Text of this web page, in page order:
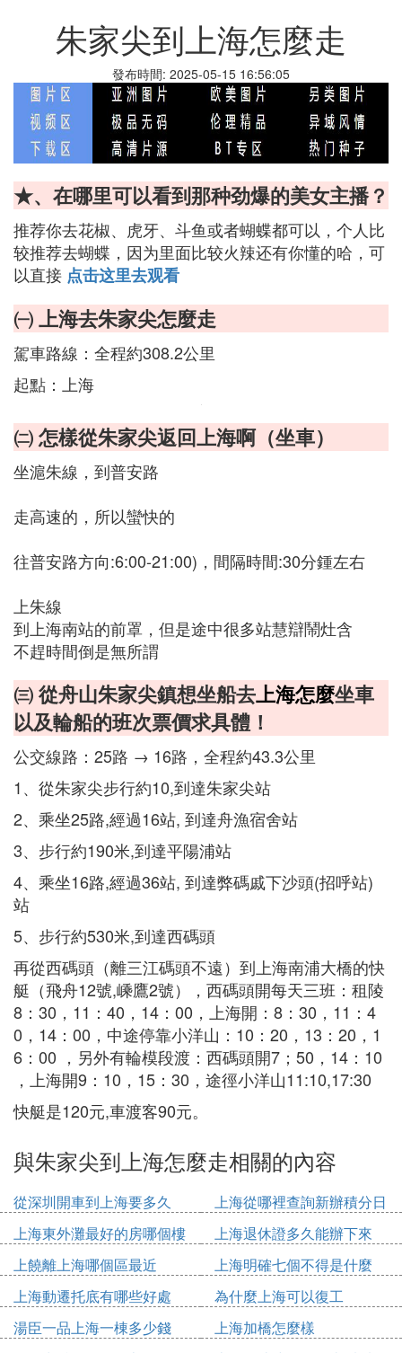
朱家尖到上海怎麼走
發布時間: 2025-05-15 16:56:05
★、在哪里可以看到那种劲爆的美女主播？
推荐你去花椒、虎牙、斗鱼或者蝴蝶都可以，个人比
较推荐去蝴蝶，因为里面比较火辣还有你懂的哈，可
以直接 点击这里去观看
㈠ 上海去朱家尖怎麼走
駕車路線：全程約308.2公里
起點：上海
㈡ 怎樣從朱家尖返回上海啊（坐車）
坐滬朱線，到普安路
走高速的，所以蠻快的
往普安路方向:6:00-21:00)，間隔時間:30分鍾左右
上朱線
到上海南站的前罩，但是途中很多站慧辯鬧灶含
不趕時間倒是無所謂
㈢ 從舟山朱家尖鎮想坐船去上海怎麼坐車
以及輪船的班次票價求具體！
公交線路：25路 → 16路，全程約43.3公里
1、從朱家尖步行約10,到達朱家尖站
2、乘坐25路,經過16站, 到達舟漁宿舍站
3、步行約190米,到達平陽浦站
4、乘坐16路,經過36站, 到達弊碼戚下沙頭(招呼站)
站
5、步行約530米,到達西碼頭
再從西碼頭（離三江碼頭不遠）到上海南浦大橋的快
艇（飛舟12號,嵊鷹2號），西碼頭開每天三班：租陵
8：30，11：40，14：00，上海開：8：30，11：4
0，14：00，中途停靠小洋山：10：20，13：20，1
6：00 ，另外有輪模段渡：西碼頭開7；50，14：10
，上海開9：10，15：30，途徑小洋山11:10,17:30
快艇是120元,車渡客90元。
與朱家尖到上海怎麼走相關的內容
從深圳開車到上海要多久
上海從哪裡查詢新辦積分日
期
上海東外灘最好的房哪個樓
上海退休證多久能辦下來
上饒離上海哪個區最近
上海明確七個不得是什麼
上海動遷托底有哪些好處
為什麼上海可以復工
湯臣一品上海一棟多少錢
上海加橋怎麼樣